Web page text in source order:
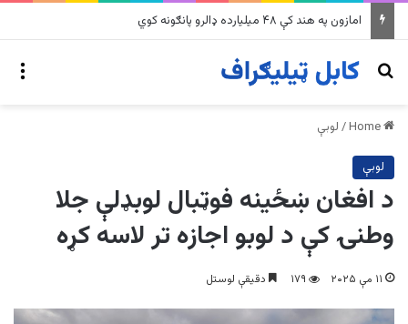
په وینزویلا کې زورورو زلزلو پراخ زیانونه اړولي
Search for
/ لوبې
لوبې
د افغان ښځینه فوټبال لوبډلې جلا
وطنۍ کې د لوبو اجازه تر لاسه کړه
۱۱ مې ۲۰۲۵ ۱۷۹ دقیقې لوستل